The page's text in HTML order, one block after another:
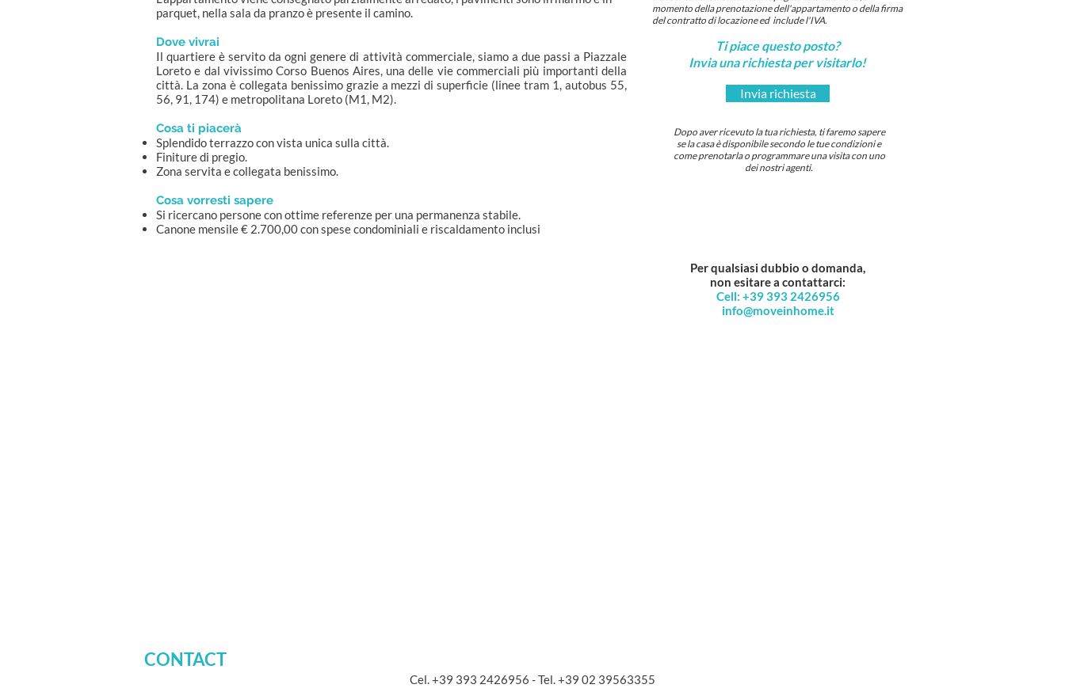
parquet, nella sala da pranzo è presente il camino.
Dove vivrai
Il quartiere è servito da ogni genere di attività commerciale, siamo a due passi a Piazzale
Loreto e dal vivissimo Corso Buenos Aires, una delle vie commerciali più importanti della
città. La zona è collegata benissimo grazie a mezzi di superficie (linee tram 1, autobus 55,
56, 91, 174) e metropolitana Loreto (M1, M2).
Cosa ti piacerà
Splendido terrazzo con vista unica sulla città.
Finiture di pregio.
Zona servita e collegata benissimo.
Cosa vorresti sapere
Si ricercano persone con ottime referenze per una permanenza stabile.
Canone mensile € 2.700,00 con spese condominiali e riscaldamento inclusi
Ti piace questo posto?
Invia una richiesta per visitarlo!
momento della prenotazione dell'appartamento o della firma
del contratto di locazione ed include l'IVA.
Invia richiesta
Dopo aver ricevuto la tua richiesta, ti faremo sapere
se la casa è disponibile secondo le tue condizioni e
come prenotarla o programmare una visita con uno
dei nostri agenti.
Per qualsiasi dubbio o domanda,
non esitare a contattarci:
Cell: +39 393 2426956
info@moveinhome.it
CONTACT
Cel. +39 393 2426956 - Tel. +39 02 39563355